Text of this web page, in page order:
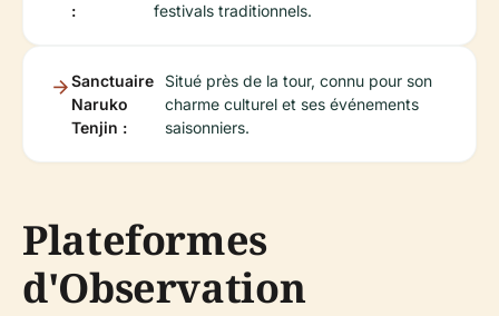
:
festivals traditionnels.
Sanctuaire
Naruko
Tenjin :
Situé près de la tour, connu pour son
charme culturel et ses événements
saisonniers.
Plateformes
d'Observation